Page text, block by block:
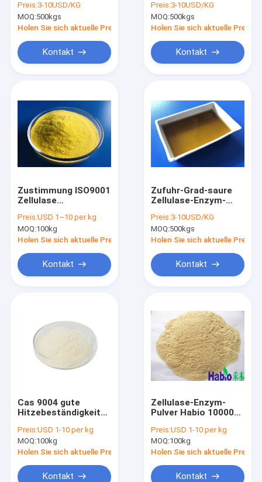
Produkte
Über uns
Fabrik-Ausflug
Nachrichten
Protease-Enzym
Nsp-Enzym
Glucoseoxidase-Enzym
Xylanase-Enzym
Beta Mannanase Enzyme
Hitzebeständigkeit
Habio
Preis:3-10USD/KG
MOQ:500kgs
Holen Sie sich aktuelle Preis
Kontakt
die intestinale Flora
balanciert
Preis:3-10USD/KG
MOQ:500kgs
Holen Sie sich aktuelle Preis
Kontakt
Zustimmung ISO9001
Zellulase
Mesh For Feed
Industry
Preis:USD 1~10 per kg
MOQ:100kg
Holen Sie sich aktuelle Preis
Kontakt
Zufuhr-Grad-saure
Zellulase-Enzym-
Tiergesundheit
200000U
Preis:3-10USD/KG
MOQ:500kgs
Holen Sie sich aktuelle Preis
Kontakt
Cas 9004 gute
Hitzebeständigkeit
bakteriellen
Zellulase-34 6
Preis:USD 1-10 per kg
MOQ:100kg
Holen Sie sich aktuelle Preis
Kontakt
Zellulase-Enzym-
Pulver Habio 10000U
Papierherstellung
Preis:USD 1-10 per kg
MOQ:100kg
Holen Sie sich aktuelle Preis
Kontakt